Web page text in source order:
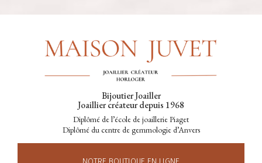
Bijoutier Joailler
Joaillier créateur depuis 1968
Diplômé de l’école de joaillerie Piaget
Diplômé du centre de gemmologie d’Anvers